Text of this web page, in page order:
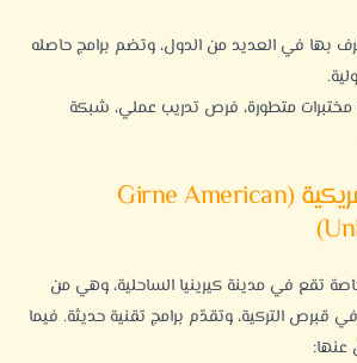
بها في العديد من الدول، وتضم برامج حاصله
مختبرات متطورة، فرص تدريب عملي، شبكة
جامعة غيرنه الأمريكية (Girne American
تقع في مدينة كيرينيا الساحلية، وهي من
قبرص التركية، وتقدّم برامج تقنية حديثة. فيما
عنها: